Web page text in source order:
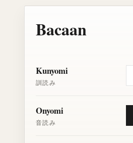
Bacaan
Kunyomi
訓読み
Onyomi
音読み